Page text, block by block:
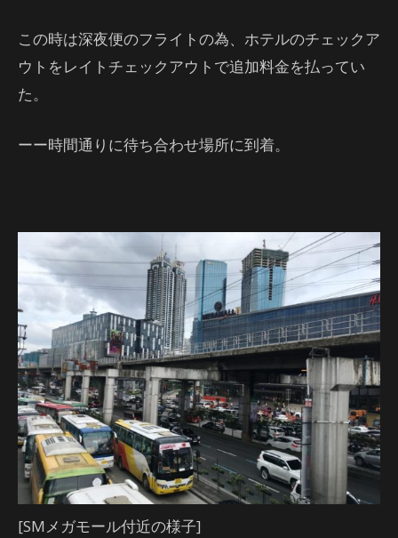
この時は深夜便のフライトの為、ホテルのチェックア
ウトをレイトチェックアウトで追加料金を払ってい
た。
ーー時間通りに待ち合わせ場所に到着。
[SMメガモール付近の様子]